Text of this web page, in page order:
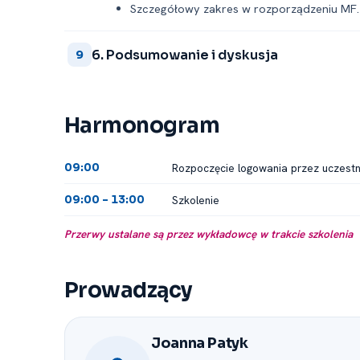
Szczegółowy zakres w rozporządzeniu MF.
9 6. Podsumowanie i dyskusja
Harmonogram
09:00 Rozpoczęcie logowania przez
09:00 -⁠ 13:00 Szkolenie
Przerwy ustalane są przez wykładowcę w trakcie szkolenia
Prowadzący
Joanna Patyk